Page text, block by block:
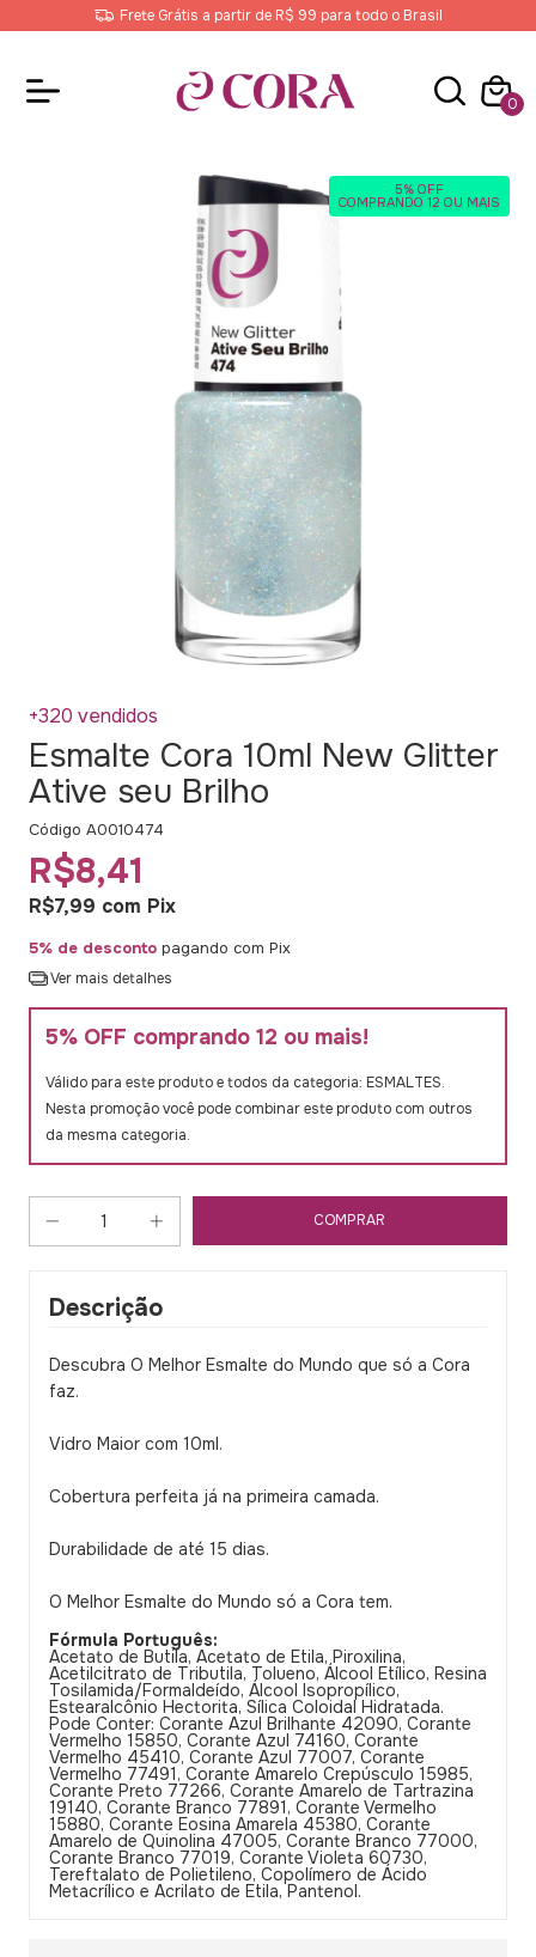
Frete Grátis a partir de R$ 99 para todo o Brasil
0
5% OFF
COMPRANDO 12 OU MAIS
+320 vendidos
Esmalte Cora 10ml New Glitter
Ative seu Brilho
Código A0010474
R$8,41
R$7,99 com Pix
5% de desconto pagando com Pix
Ver mais detalhes
5% OFF comprando 12 ou mais!
Válido para este produto e todos da categoria: ESMALTES.
Nesta promoção você pode combinar este produto com outros
da mesma categoria.
Descrição
Descubra O Melhor Esmalte do Mundo que só a Cora
faz.
Vidro Maior com 10ml.
Cobertura perfeita já na primeira camada.
Durabilidade de até 15 dias.
O Melhor Esmalte do Mundo só a Cora tem.
Fórmula Português:
Acetato de Butila, Acetato de Etila, Piroxilina,
Acetilcitrato de Tributila, Tolueno, Álcool Etílico, Resina
Tosilamida/Formaldeído, Álcool Isopropílico,
Estearalcônio Hectorita, Sílica Coloidal Hidratada.
Pode Conter: Corante Azul Brilhante 42090, Corante
Vermelho 15850, Corante Azul 74160, Corante
Vermelho 45410, Corante Azul 77007, Corante
Vermelho 77491, Corante Amarelo Crepúsculo 15985,
Corante Preto 77266, Corante Amarelo de Tartrazina
19140, Corante Branco 77891, Corante Vermelho
15880, Corante Eosina Amarela 45380, Corante
Amarelo de Quinolina 47005, Corante Branco 77000,
Corante Branco 77019, Corante Violeta 60730,
Tereftalato de Polietileno, Copolímero de Ácido
Metacrílico e Acrilato de Etila, Pantenol.